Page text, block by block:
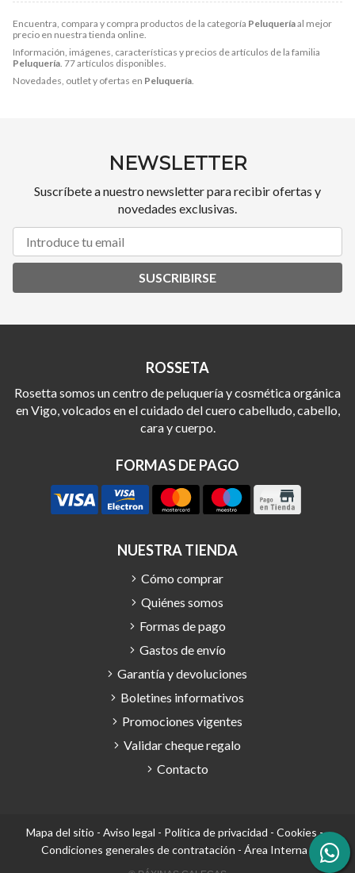
Encuentra, compara y compra productos de la categoría Peluqueríaal mejor
precio en nuestra tienda online.
Información, imágenes, características y precios de artículos de la familia
Peluquería . 77 artículos disponibles.
Novedades, outlet y ofertas en Peluquería
NEWSLETTER
Suscríbete a nuestro newsletter para recibir ofertas y
novedades exclusivas.
SUSCRIBIRSE
ROSSETA
Rosetta somos un centro de peluquería y cosmética orgánica
en Vigo, volcados en el cuidado del cuero cabelludo, cabello,
cara y cuerpo.
FORMAS DE PAGO
NUESTRA TIENDA
Cómo comprar
Quiénes somos
Formas de pago
Gastos de envío
Garantía y devoluciones
Boletines informativos
Promociones vigentes
Validar cheque regalo
Contacto
Mapa del sitio - Aviso legal - Política de privacidad - Cookies-
Condiciones generales de contratación - Área Interna